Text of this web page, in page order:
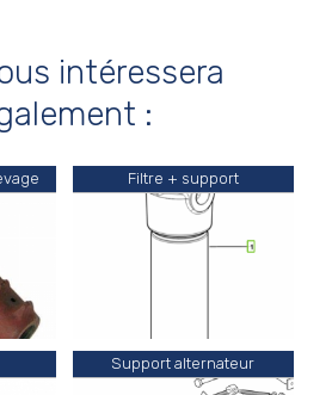
intéressera
:
Filtre + support
Support alternateur